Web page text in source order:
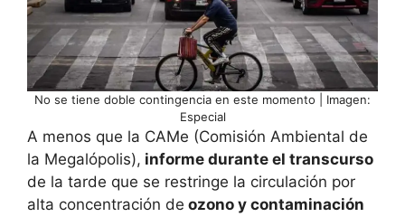
No se tiene doble contingencia en este momento | Imagen:
Especial
A menos que la CAMe (Comisión Ambiental de
la Megalópolis), informe durante el transcurso
de la tarde que se restringe la circulación por
alta concentración de ozono y contaminación